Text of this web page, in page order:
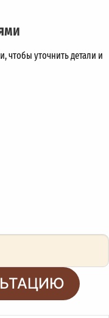
чтобы уточнить детали и